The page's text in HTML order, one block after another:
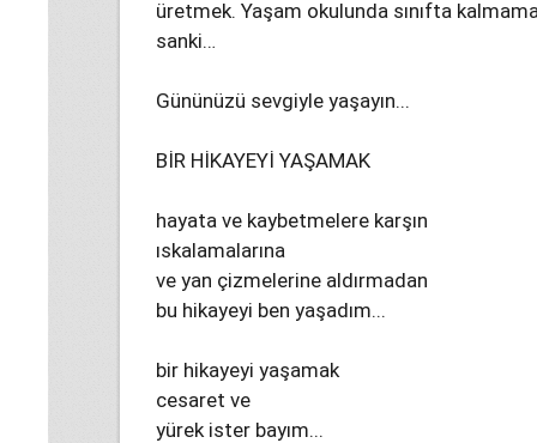
üretmek. Yaşam okulunda sınıfta
sanki…
Gününüzü sevgiyle yaşayın...
BİR HİKAYEYİ YAŞAMAK
hayata ve kaybetmelere karşın
ıskalamalarına
ve yan çizmelerine aldırmadan
bu hikayeyi ben yaşadım...
bir hikayeyi yaşamak
cesaret ve
yürek ister bayım...